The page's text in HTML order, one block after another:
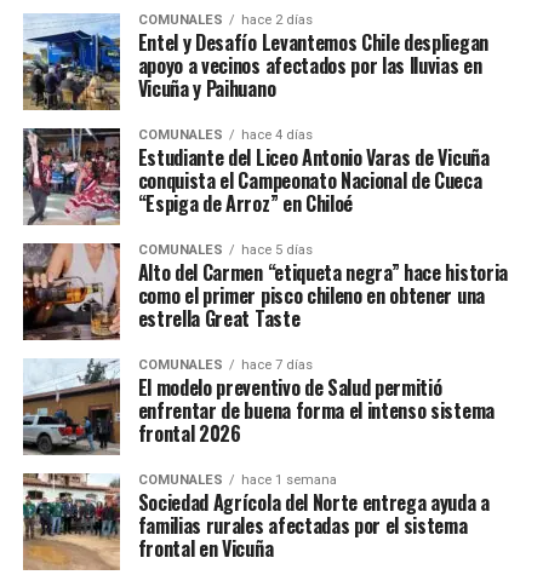
COMUNALES hace 2 días
Entel y Desafío Levantemos Chile despliegan
apoyo a vecinos afectados por las lluvias en
Vicuña y Paihuano
COMUNALES hace 4 días
Estudiante del Liceo Antonio Varas de Vicuña
conquista el Campeonato Nacional de Cueca
“Espiga de Arroz” en Chiloé
COMUNALES hace 5 días
Alto del Carmen “etiqueta negra” hace historia
como el primer pisco chileno en obtener una
estrella Great Taste
COMUNALES hace 7 días
El modelo preventivo de Salud permitió
enfrentar de buena forma el intenso sistema
frontal 2026
COMUNALES hace 1 semana
Sociedad Agrícola del Norte entrega ayuda a
familias rurales afectadas por el sistema
frontal en Vicuña